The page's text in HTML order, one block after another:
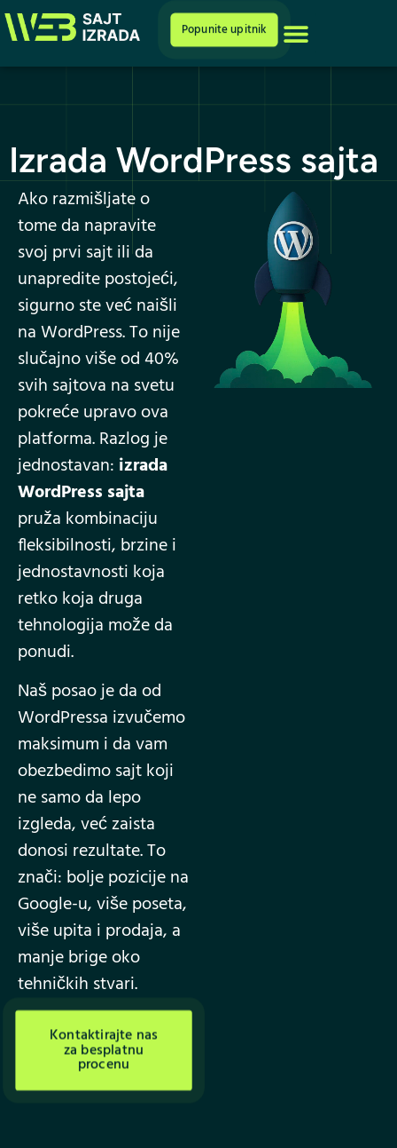
Popunite upitnik
Izrada WordPress sajta
Ako razmišljate o
tome da napravite
svoj prvi sajt ili da
unapredite postojeći,
sigurno ste već naišli
na WordPress. To nije
slučajno više od 40%
svih sajtova na svetu
pokreće upravo ova
platforma. Razlog je
jednostavan: izrada
WordPress sajta
pruža kombinaciju
fleksibilnosti, brzine i
jednostavnosti koja
retko koja druga
tehnologija može da
ponudi.
Naš posao je da od
WordPressa izvučemo
maksimum i da vam
obezbedimo sajt koji
ne samo da lepo
izgleda, već zaista
donosi rezultate. To
znači: bolje pozicije na
Google-u, više poseta,
više upita i prodaja, a
manje brige oko
tehničkih stvari.
Kontaktirajte nas
za besplatnu
procenu